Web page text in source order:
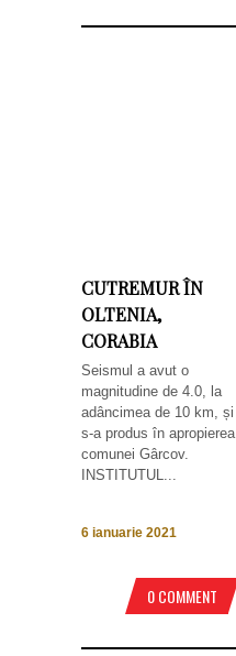
CUTREMUR ÎN
OLTENIA,
CORABIA
Seismul a avut o
magnitudine de 4.0, la
adâncimea de 10 km, și
s-a produs în apropierea
comunei Gârcov.
INSTITUTUL...
6 ianuarie 2021
0 COMMENT